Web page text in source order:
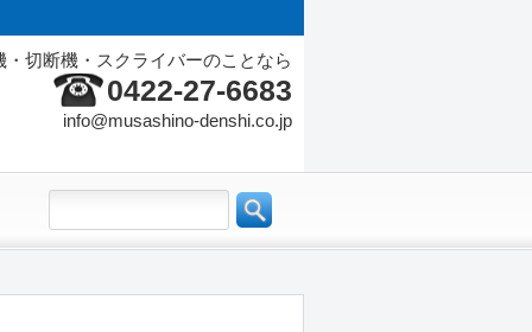
・切断機・スクライバーのことなら
0422-27-6683
info@musashino-denshi.co.jp